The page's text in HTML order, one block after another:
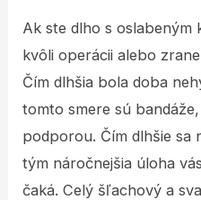
Ak ste dlho s oslabeným
kvôli operácii alebo
Čím dlhšia bola doba
tomto smere sú
podporou. Čím dlhšie sa
tým náročnejšia úloha
čaká. Celý šľachový a